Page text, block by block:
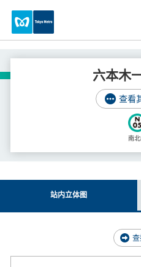
六本木
查看
南
站内立体图
查